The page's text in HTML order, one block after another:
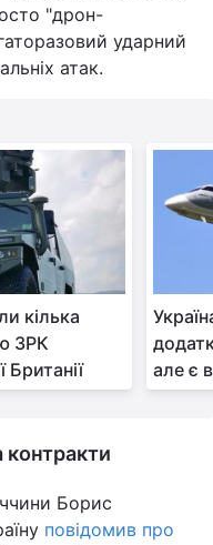
"дрон-
ударний
атак.
кілька
ЗРК
Британії
але є
контракти
Борис
повідомив про